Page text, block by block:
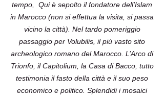
tempo, Qui è sepolto il fondatore dell'Islam
in Marocco (non si effettua la visita, si passa
vicino la città). Nel tardo pomeriggio
passaggio per Volubilis, il più vasto sito
archeologico romano del Marocco. L’Arco di
Trionfo, il Capitolium, la Casa di Bacco, tutto
testimonia il fasto della città e il suo peso
economico e politico. Splendidi i mosaici